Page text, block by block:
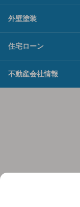
外壁塗装
住宅ローン
不動産会社情報